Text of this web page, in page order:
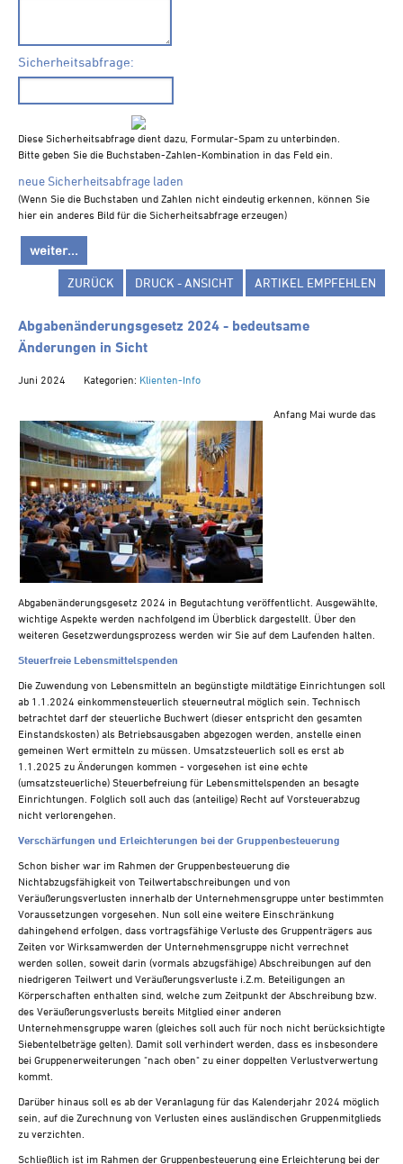
Sicherheitsabfrage:
Diese Sicherheitsabfrage dient dazu, Formular-Spam zu unterbinden.
Bitte geben Sie die Buchstaben-Zahlen-Kombination in das Feld ein.
neue Sicherheitsabfrage laden
(Wenn Sie die Buchstaben und Zahlen nicht eindeutig erkennen, können Sie
hier ein anderes Bild für die Sicherheitsabfrage erzeugen)
ZURÜCK DRUCK - ANSICHT ARTIKEL EMPFEHLEN
Abgabenänderungsgesetz 2024 - bedeutsame
Änderungen in Sicht
Juni 2024 Kategorien: Klienten-Info
Anfang Mai wurde das
Abgabenänderungsgesetz 2024 in Begutachtung veröffentlicht. Ausgewählte,
wichtige Aspekte werden nachfolgend im Überblick dargestellt. Über den
weiteren Gesetzwerdungsprozess werden wir Sie auf dem Laufenden halten.
Steuerfreie Lebensmittelspenden
Die Zuwendung von Lebensmitteln an begünstigte mildtätige Einrichtungen soll
ab 1.1.2024 einkommensteuerlich steuerneutral möglich sein. Technisch
betrachtet darf der steuerliche Buchwert (dieser entspricht den gesamten
Einstandskosten) als Betriebsausgaben abgezogen werden, anstelle einen
gemeinen Wert ermitteln zu müssen. Umsatzsteuerlich soll es erst ab
1.1.2025 zu Änderungen kommen - vorgesehen ist eine echte
(umsatzsteuerliche) Steuerbefreiung für Lebensmittelspenden an besagte
Einrichtungen. Folglich soll auch das (anteilige) Recht auf Vorsteuerabzug
nicht verlorengehen.
Verschärfungen und Erleichterungen bei der Gruppenbesteuerung
Schon bisher war im Rahmen der Gruppenbesteuerung die
Nichtabzugsfähigkeit von Teilwertabschreibungen und von
Veräußerungsverlusten innerhalb der Unternehmensgruppe unter bestimmten
Voraussetzungen vorgesehen. Nun soll eine weitere Einschränkung
dahingehend erfolgen, dass vortragsfähige Verluste des Gruppenträgers aus
Zeiten vor Wirksamwerden der Unternehmensgruppe nicht verrechnet
werden sollen, soweit darin (vormals abzugsfähige) Abschreibungen auf den
niedrigeren Teilwert und Veräußerungsverluste i.Z.m. Beteiligungen an
Körperschaften enthalten sind, welche zum Zeitpunkt der Abschreibung bzw.
des Veräußerungsverlusts bereits Mitglied einer anderen
Unternehmensgruppe waren (gleiches soll auch für noch nicht berücksichtigte
Siebentelbeträge gelten). Damit soll verhindert werden, dass es insbesondere
bei Gruppenerweiterungen "nach oben" zu einer doppelten Verlustverwertung
kommt.
Darüber hinaus soll es ab der Veranlagung für das Kalenderjahr 2024 möglich
sein, auf die Zurechnung von Verlusten eines ausländischen Gruppenmitglieds
zu verzichten.
Schließlich ist im Rahmen der Gruppenbesteuerung eine Erleichterung bei der